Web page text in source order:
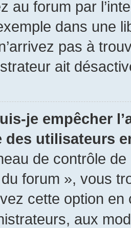
au forum par
dans une
pas à
ait
je empêcher
des utilisateurs
de contrôle
forum », vous
cette option
aux